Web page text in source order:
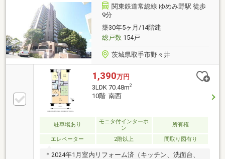
ペット飼育可■3LDK 眺望◎■宅配ボックス駅徒歩圏
ながら落ち着いた住環境が魅力。スーパーや学校、公
園も身近に揃い、子育て世帯からシニア世帯まで幅広
い世代に支持されるマンションです。ペット飼育可
関東鉄道常総線 ゆめみ野駅 徒歩
9分
築30年5ヶ月/14階建
総戸数154戸
茨城県取手市野々井
1,390万円
3LDK 70.48m2
10階 南西
駐車場あり
モニタ付インターホ
ン
所有権
エレベーター 2階以上 間取り図有り
＊2024年1月室内リフォーム済（キッチン、洗面台、